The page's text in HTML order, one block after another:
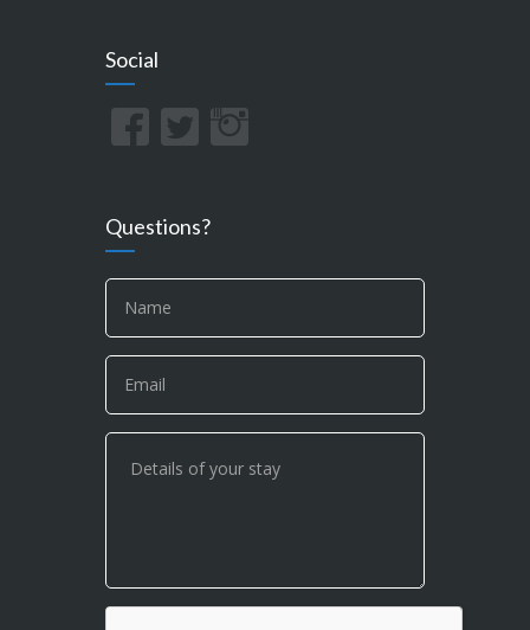
Social
Questions?